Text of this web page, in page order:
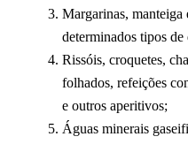
Margarinas, manteiga
determinados tipos de
Rissóis, croquetes,
folhados, refeições
e outros aperitivos;
Águas minerais